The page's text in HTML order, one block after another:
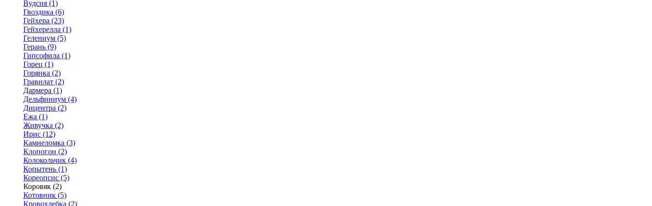
Вудсия (1)
Гвоздика (6)
Гейхера (23)
Гейхерелла (1)
Гелениум (5)
Герань (9)
Гипсофила (1)
Горец (1)
Горянка (2)
Гравилат (2)
Дармера (1)
Дельфиниум (4)
Дицентра (2)
Ежа (1)
Живучка (2)
Ирис (12)
Камнеломка (3)
Клопогон (2)
Колокольчик (4)
Копытень (1)
Кореопсис (5)
Коровяк (2)
Котовник (5)
Кровохлебка (2)